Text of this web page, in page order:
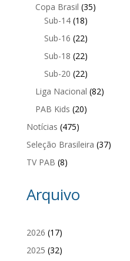
Copa Brasil (35)
Sub-14(18)
Sub-16 (22)
Sub-18 (22)
Sub-20 (22)
Liga Nacional (82)
PAB Kids (20)
Notícias (475)
Seleção Brasileira (37)
TV PAB (8)
Arquivo
2026 (17)
2025 (32)